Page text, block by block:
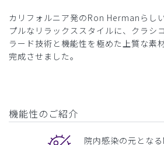
カリフォルニア発のRon Hermanらし
プルなリラックススタイルに、クラシ
ラード技術と機能性を極めた上質な素
完成させました。
機能性のご紹介
院内感染の元とな